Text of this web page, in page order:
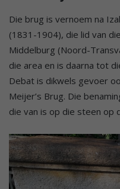
Die brug is vernoem na
(1831-1904), die lid van
Middelburg (Noord-
die area en is daarna tot
Debat is dikwels gevoer
Meijer’s Brug. Die
die van is op die steen op